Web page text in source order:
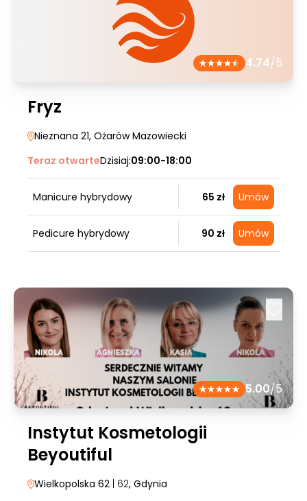
4.74/5
Fryz
Nieznana 21, Ożarów Mazowiecki
Teraz otwarteDzisiaj:09:00-18:00
Manicure hybrydowy 65 zł Umów
Pedicure hybrydowy 90 zł Umów
5.00/5
Instytut Kosmetologii
Beyoutiful
Wielkopolska 62 | 62, Gdynia